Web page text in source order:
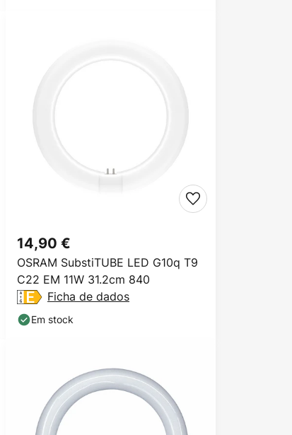
OSRAM SubstiTUBE LED G10q T9
C22 EM 11W 31.2cm 840
14,90 €
Ficha de dados
Em stock